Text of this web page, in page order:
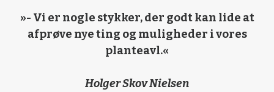
»- Vi er nogle stykker, der godt kan lide at
afprøve nye ting og muligheder i vores
planteavl.«
Holger Skov Nielsen